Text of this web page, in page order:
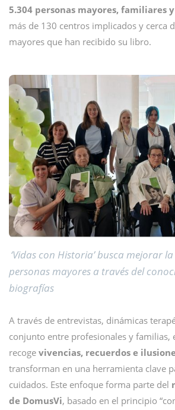
5.304 personas mayores, familiares
más de 130 centros implicados y cerca
mayores que han recibido su libro.
‘Vidas con Historia’ busca mejorar
personas mayores a través del
biografías
A través de entrevistas, dinámicas
conjunto entre profesionales y familias,
recoge vivencias, recuerdos e
transforman en una herramienta clave
cuidados. Este enfoque forma parte del
de DomusVi, basado en el principio